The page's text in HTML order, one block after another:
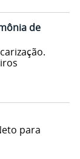
de
para